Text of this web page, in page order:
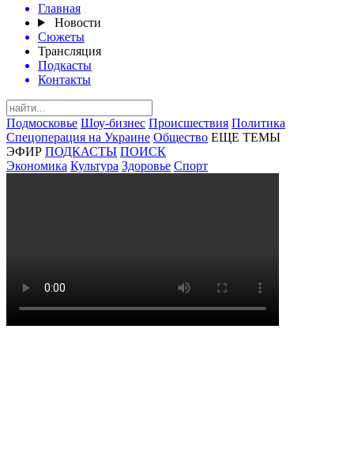
Главная
Новости
Сюжеты
Трансляция
Подкасты
Контакты
Подмосковье Шоу-бизнес Происшествия Политика
Спецоперация на Украине Общество ЕЩЕ ТЕМЫ
ЭФИР ПОДКАСТЫ ПОИСК
Экономика Культура Здоровье Спорт